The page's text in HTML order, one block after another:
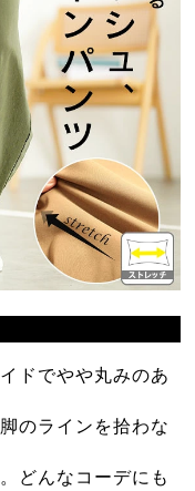
ドでやや丸みのあ
のラインを拾わな
どんなコーデにも